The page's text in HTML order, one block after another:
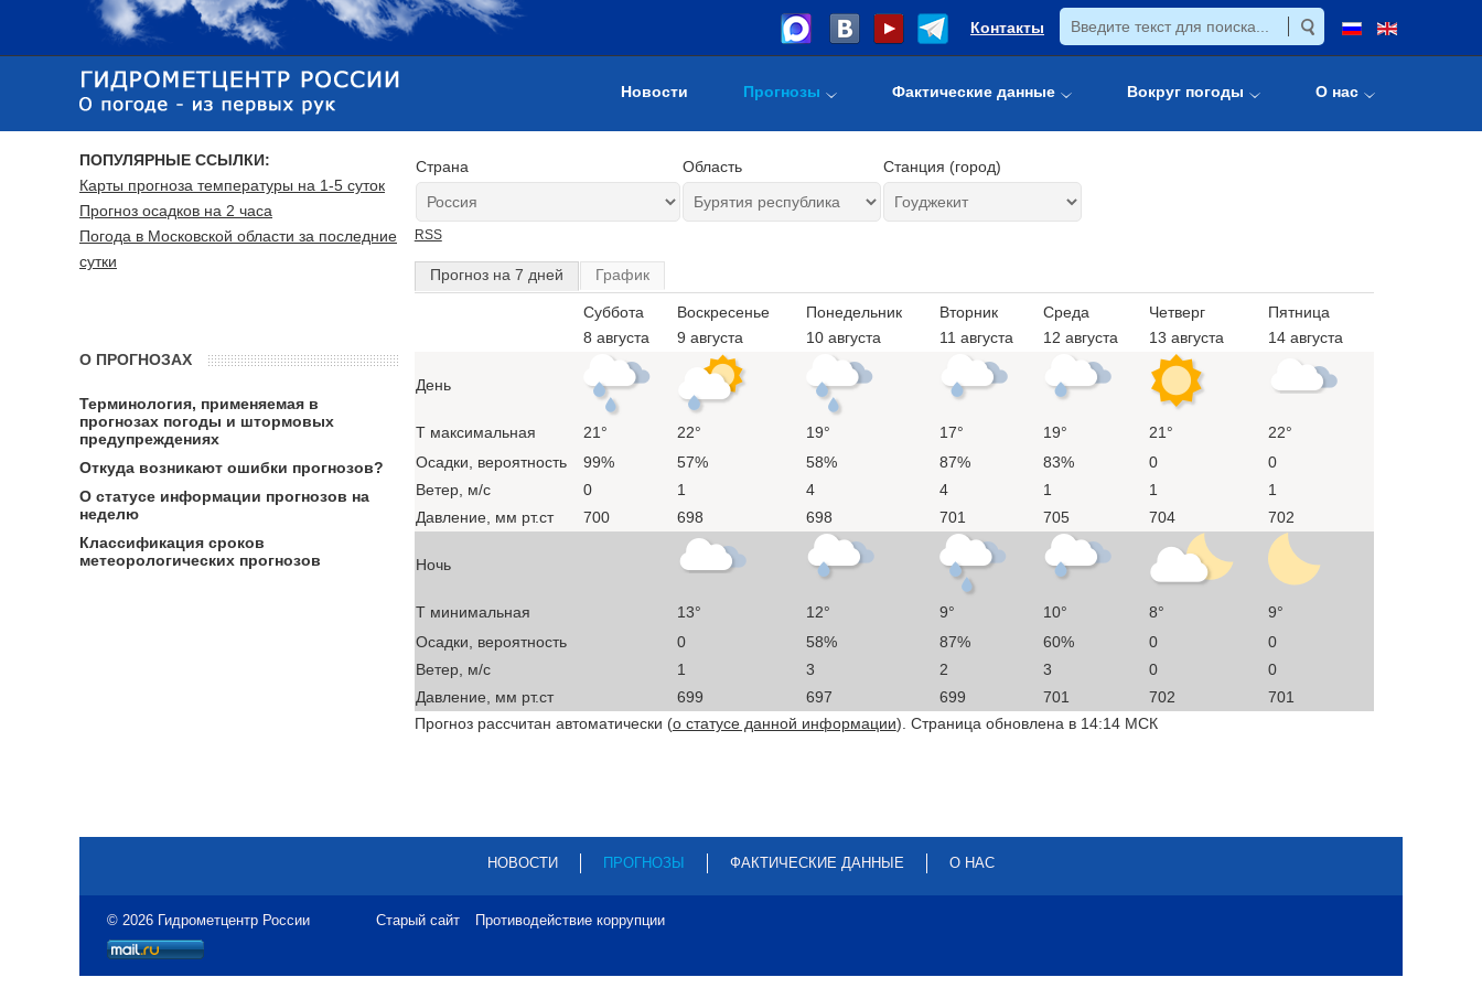
Контакты
Новости Прогнозы Фактические данные Вокруг погоды О нас
Страна Область Станция (город)
RSS
Прогноз на 7 дней График
Суббота
8 августа
Воскресенье
9 августа
Понедельник
10 августа
Вторник
11 августа
Среда
12 августа
Четверг
13 августа
Пятница
14 августа
День
T максимальная 21° 22° 19° 17° 19° 21°
22°
Осадки, вероятность
99% 57% 58% 87% 83% 0
0
Ветер, м/с
0 1 4 4 1 1
1
Давление, мм рт.ст
700 698 698 701 705 704 702
Ночь
T минимальная 13° 12° 9° 10° 8°
9°
Осадки, вероятность
0 58% 87% 60% 0
0
Ветер, м/с
1 3 2 3 0
0
Давление, мм рт.ст
699 697 699 701 702
701
Прогноз рассчитан автоматически (о статусе данной информации). Страница обновлена в 14:14 МСК
ПОПУЛЯРНЫЕ ССЫЛКИ:
Карты прогноза температуры на 1-5 суток
Прогноз осадков на 2 часа
Погода в Московской области за последние
сутки
О ПРОГНОЗАХ
Терминология, применяемая в
прогнозах погоды и штормовых
предупреждениях
Откуда возникают ошибки прогнозов?
О статусе информации прогнозов на
неделю
Классификация сроков
метеорологических прогнозов
НОВОСТИ ПРОГНОЗЫ ФАКТИЧЕСКИЕ ДАННЫЕ О НАС
© 2026 Гидрометцентр России Старый сайт Противодействие коррупции